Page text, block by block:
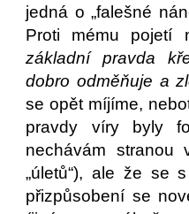
jedná o „falešné
Proti mému pojetí
základní pravda
dobro odměňuje a
se opět míjíme,
pravdy víry byly
nechávám stranou
„úletů“), ale že se
přizpůsobení se